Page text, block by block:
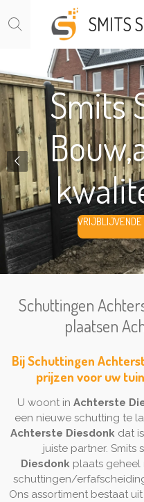
direct
hoofdinhoud
SMITS
Smits
VRIJBLIJVENDE
Schuttingen
plaatsen
Bij Schuttingen
prijzen voor uw
U woont in Achterste
een nieuwe schutting te
Achterste Diesdonk dat
juiste partner. Smits
Diesdonk plaats geheel
schuttingen/
Ons assortiment bestaat